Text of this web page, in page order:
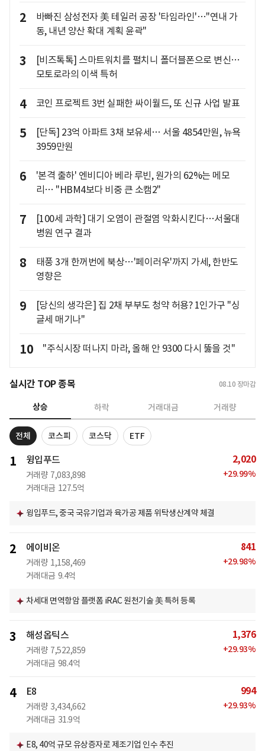
2
바빠진 삼성전자 美 테일러 공장 '타임라인'…"연내 가
동, 내년 양산 확대 계획 윤곽"
3
[비즈톡톡] 스마트워치를 펼치니 폴더블폰으로 변신…
모토로라의 이색 특허
4 코인 프로젝트 3번 실패한 싸이월드, 또 신규 사업 발표
5
[단독] 23억 아파트 3채 보유세… 서울 4854만원, 뉴욕
3959만원
6
'본격 출하' 엔비디아 베라 루빈, 원가의 62%는 메모
리… "HBM4보다 비중 큰 소캠2"
7
[100세 과학] 대기 오염이 관절염 악화시킨다…서울대
병원 연구 결과
8
태풍 3개 한꺼번에 북상…'페이러우'까지 가세, 한반도
영향은
9
[당신의 생각은] 집 2채 부부도 청약 허용? 1인가구 "싱
글세 매기나"
10 "주식시장 떠나지 마라, 올해 안 9300 다시 뚫을 것"
실시간 TOP 종목 08.10 장마감
상승 하락 거래대금 거래량
전체 코스피 코스닥 ETF
1 윙입푸드
거래량 7,083,898
거래대금 127.5억
2,020
+29.99%
윙입푸드, 중국 국유기업과 육가공 제품 위탁생산계약 체결
2 에이비온
거래량 1,158,469
거래대금 9.4억
841
+29.98%
차세대 면역항암 플랫폼 iRAC 원천기술 美 특허 등록
3 해성옵틱스
거래량 7,522,859
거래대금 98.4억
1,376
+29.93%
4 E8
거래량 3,434,662
거래대금 31.9억
994
+29.93%
E8, 40억 규모 유상증자로 제조기업 인수 추진